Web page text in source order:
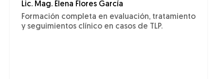
Lic. Mag. Elena Flores García
Formación completa en evaluación, tratamiento
y seguimientos clínico en casos de TLP.